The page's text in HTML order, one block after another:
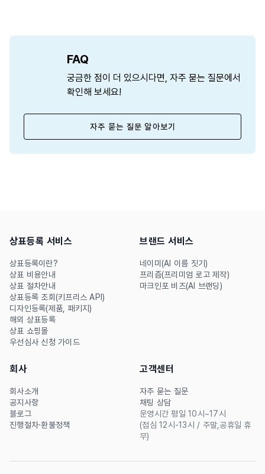
FAQ
궁금한 점이 더 있으시다면, 자주 묻는 질문에서
확인해 보세요!
자주 묻는 질문 알아보기
상표등록 서비스
상표등록이란?
상표 비용안내
상표 절차안내
상표등록 조회(키프리스 API)
디자인등록(제품, 패키지)
해외 상표등록
상표 쇼핑몰
우선심사 신청 가이드
브랜드 서비스
네이미(AI 이름 짓기)
프리즘(프리미엄 로고 제작)
마크인포 비즈(AI 브랜딩)
회사
회사소개
공지사항
블로그
진행절차·환불정책
고객센터
자주 묻는 질문
채팅 상담
운영시간 평일 10시~17시
(점심 12시-13시 / 주말,공휴일 휴
무)